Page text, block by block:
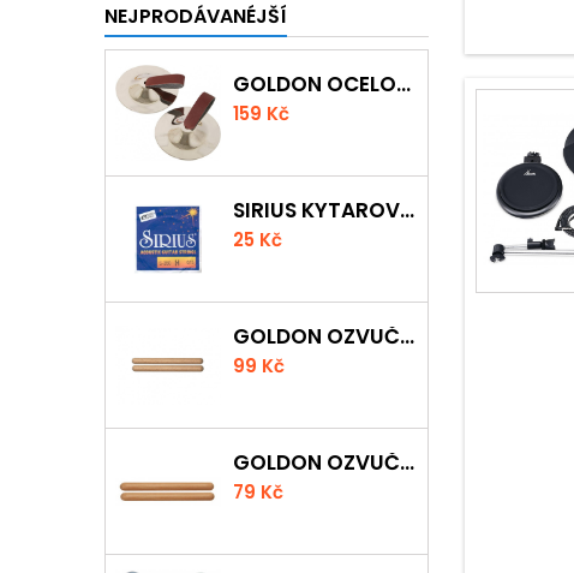
NEJPRODÁVANÉJŠÍ
GOLDON OCELOVÉ PRSTOVÉ ČINELKY
159 Kč
SIRIUS KYTAROVÁ STRUNA
25 Kč
GOLDON OZVUČNÁ DŘÍVKA 18 X 200MM
99 Kč
GOLDON OZVUČNÁ DŘÍVKA 15 X 150MM
79 Kč